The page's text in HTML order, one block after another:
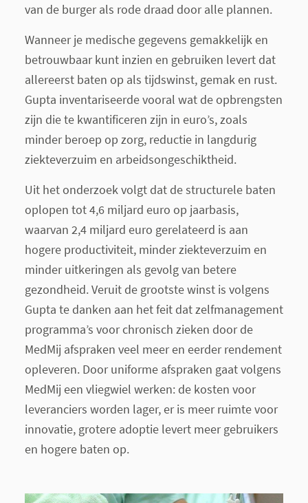
van de burger als rode draad door alle plannen.
Wanneer je medische gegevens gemakkelijk en
betrouwbaar kunt inzien en gebruiken levert dat
allereerst baten op als tijdswinst, gemak en rust.
Gupta inventariseerde vooral wat de opbrengsten
zijn die te kwantificeren zijn in euro’s, zoals
minder beroep op zorg, reductie in langdurig
ziekteverzuim en arbeidsongeschiktheid.
Uit het onderzoek volgt dat de structurele baten
oplopen tot 4,6 miljard euro op jaarbasis,
waarvan 2,4 miljard euro gerelateerd is aan
hogere productiviteit, minder ziekteverzuim en
minder uitkeringen als gevolg van betere
gezondheid. Veruit de grootste winst is volgens
Gupta te danken aan het feit dat zelfmanagement
programma’s voor chronisch zieken door de
MedMij afspraken veel meer en eerder rendement
opleveren. Door uniforme afspraken gaat volgens
MedMij een vliegwiel werken: de kosten voor
leveranciers worden lager, er is meer ruimte voor
innovatie, grotere adoptie levert meer gebruikers
en hogere baten op.